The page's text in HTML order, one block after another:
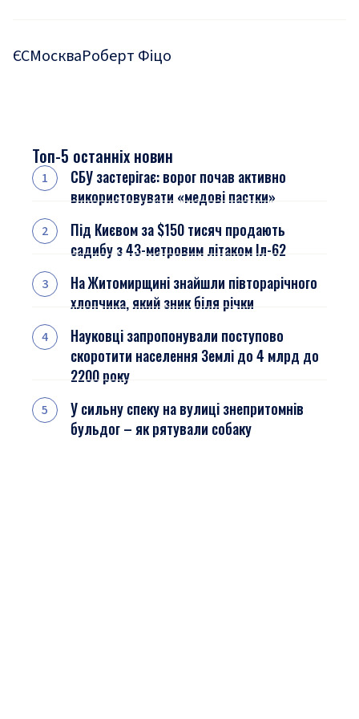
ЄСМоскваРоберт Фіцо
Топ-5 останніх новин
СБУ застерігає: ворог почав активно
використовувати «медові пастки»
Під Києвом за $150 тисяч продають
садибу з 43-метровим літаком Іл-62
На Житомирщині знайшли півторарічного
хлопчика, який зник біля річки
Науковці запропонували поступово
скоротити населення Землі до 4 млрд до
2200 року
У сильну спеку на вулиці знепритомнів
бульдог – як рятували собаку